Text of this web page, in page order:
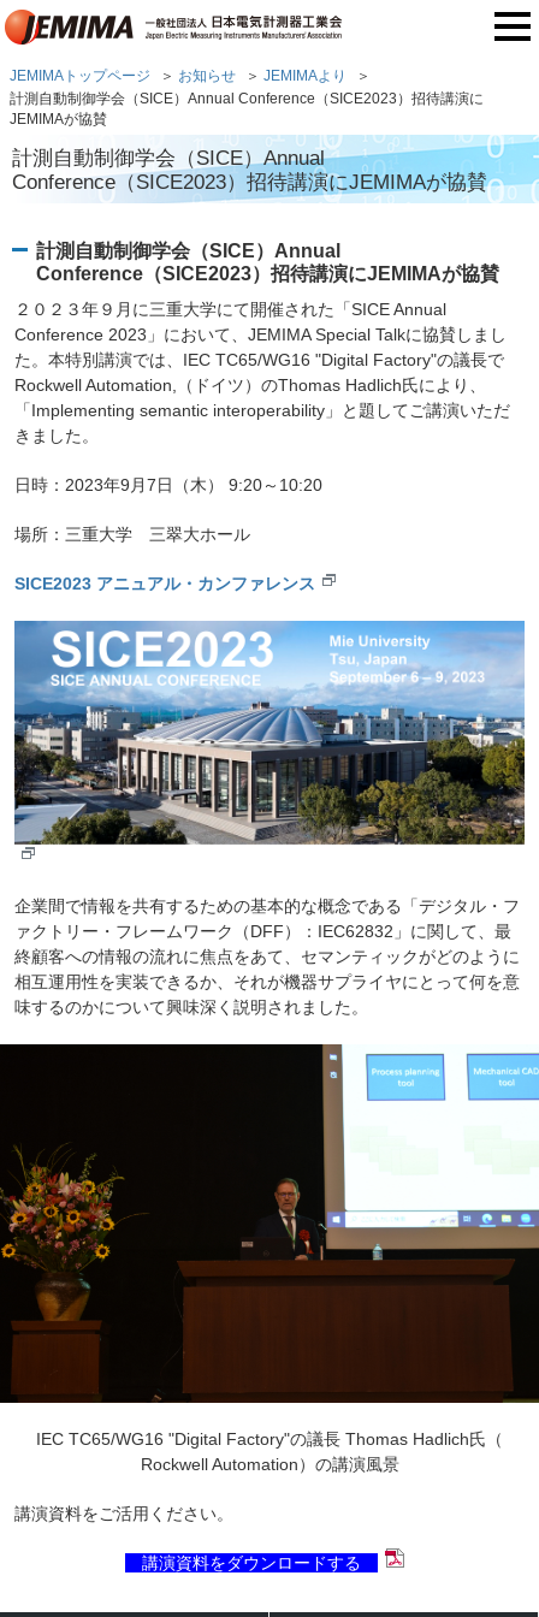
JEMIMAトップページ お知らせ
JEMIMAより
計測自動制御学会（SICE）Annual Conference（SICE2023）招待講演に
JEMIMAが協賛
計測自動制御学会（SICE）Annual
Conference（SICE2023）招待講演にJEMIMAが協賛
計測自動制御学会（SICE）Annual
Conference（SICE2023）招待講演にJEMIMAが協賛
２０２３年９月に三重大学にて開催された「SICE Annual
Conference 2023」において、JEMIMA Special Talkに協賛しまし
た。本特別講演では、IEC TC65/WG16 "Digital Factory"の議長で
Rockwell Automation,（ドイツ）のThomas Hadlich氏により、
「Implementing semantic interoperability」と題してご講演いただ
きました。
日時：2023年9月7日（木） 9:20～10:20
場所：三重大学 三翠大ホール
SICE2023 アニュアル・カンファレンス
企業間で情報を共有するための基本的な概念である「デジタル・フ
ァクトリー・フレームワーク（DFF）：IEC62832」に関して、最
終顧客への情報の流れに焦点をあて、セマンティックがどのように
相互運用性を実装できるか、それが機器サプライヤにとって何を意
味するのかについて興味深く説明されました。
IEC TC65/WG16 "Digital Factory"の議長 Thomas Hadlich氏（
Rockwell Automation）の講演風景
講演資料をご活用ください。
講演資料をダウンロードする